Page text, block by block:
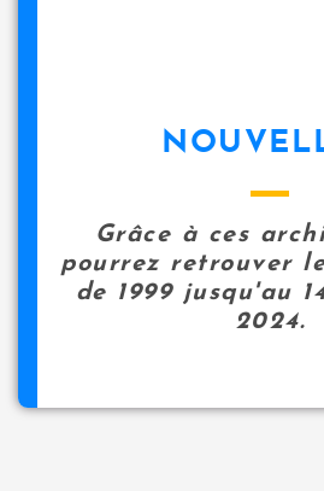
Grâce à ces
pourrez retrouver
de 1999 jusqu'au
2024.